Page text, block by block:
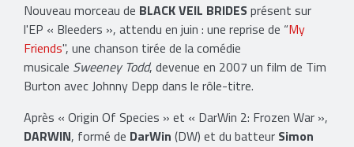
Nouveau morceau de BLACK VEIL BRIDESprésent sur
l'EP « Bleeders », attendu en juin : une reprise de “My
Friends", une chanson tirée de la comédie
musicale Sweeney Todd, devenue en 2007 un film de Tim
Burton avec Johnny Depp dans le rôle-titre.
Après « Origin Of Species » et « DarWin 2: Frozen War »,
DARWIN, formé de DarWin (DW) et du batteur Simon